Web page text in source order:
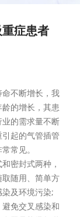
症患者
不断增长，我
的增长，其患
的需求量不断
起的气管插管
常见。
密封式两种，
随用、简单方
及环境污染;
免交叉感染和